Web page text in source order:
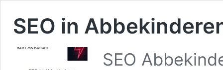
SEO in
SEO